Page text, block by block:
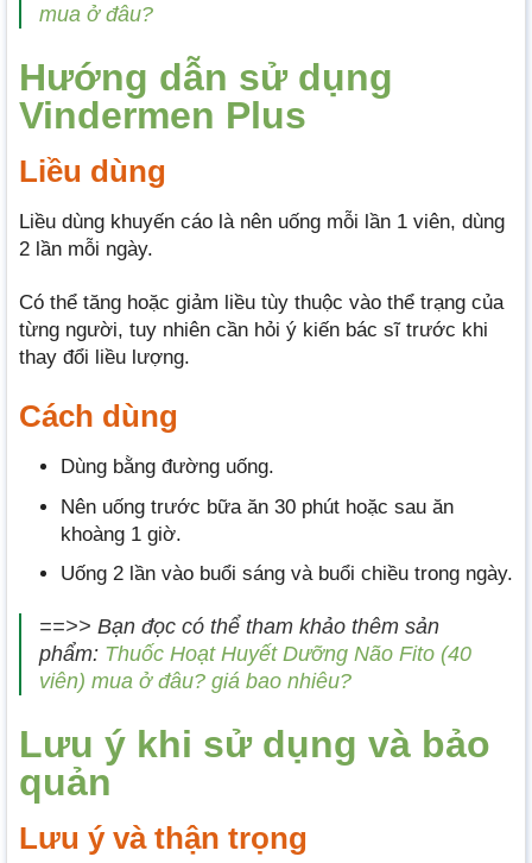
mua ở đâu?
Hướng dẫn sử dụng
Vindermen Plus
Liều dùng
Liều dùng khuyến cáo là nên uống mỗi lần 1 viên, dùng
2 lần mỗi ngày.
Có thể tăng hoặc giảm liều tùy thuộc vào thể trạng của
từng người, tuy nhiên cần hỏi ý kiến bác sĩ trước khi
thay đổi liều lượng.
Cách dùng
Dùng bằng đường uống.
Nên uống trước bữa ăn 30 phút hoặc sau ăn
khoàng 1 giờ.
Uống 2 lần vào buổi sáng và buổi chiều trong ngày.
==>> Bạn đọc có thể tham khảo thêm sản
phẩm: Thuốc Hoạt Huyết Dưỡng Não Fito (40
viên) mua ở đâu? giá bao nhiêu?
Lưu ý khi sử dụng và bảo
quản
Lưu ý và thận trọng